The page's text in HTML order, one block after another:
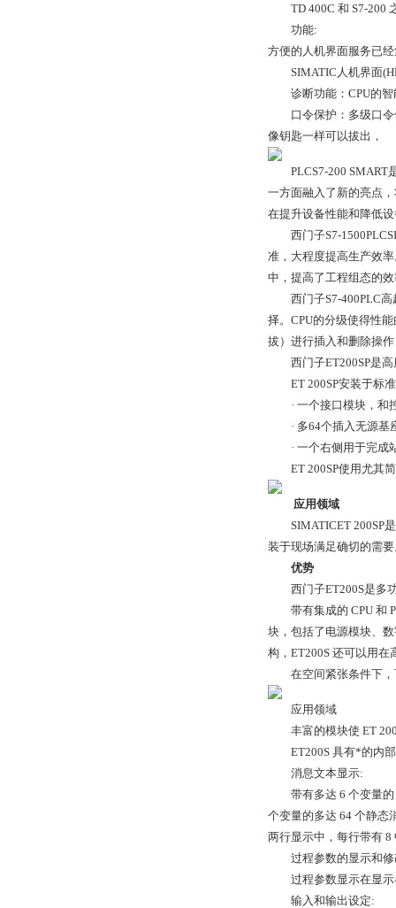
TD 400C 和 S7-200 之
功能:
方便的人机界面服务已
SIMATIC人机界面
诊断功能：CPU的智
口令保护：多级口令
像钥匙一样可以拔出，
PLCS7-200 SMART是
一方面融入了新的亮点
在提升设备性能和降低
西门子S7-
准，大程度提高生产效
中，提高了工程组态的
西门子S7-400PLC高
择。CPU的分级使得性
拔）进行插入和删除操
西门子ET200SP是高
ET 200SP安装于标准
· 一个接口模块，和控
· 多64个插入无源基
· 一个右侧用于完成站
ET 200SP使用尤其简
应用领域
SIMATICET 200SP是
装于现场满足确切的需
优势
西门子ET200S是多功
带有集成的 CPU 和
块，包括了电源模块、
构，ET200S 还可以用在
在空间紧张条件下，可
应用领域
丰富的模块使 ET
ET200S 具有*的内部
消息文本显示:
带有多达 6 个变量的
个变量的多达 64 个静态
两行显示中，每行带有 8
过程参数的显示和修
过程参数显示在显示
输入和输出设定: